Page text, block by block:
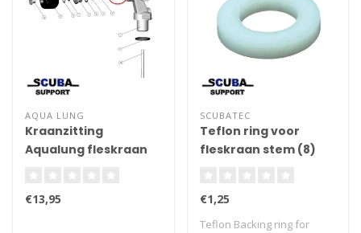
AQUA LUNG
Kraanzitting
Aqualung fleskraan
€13,95
SCUBATEC
Teflon ring voor
fleskraan stem (8)
€1,25
Teflon Backing ring for